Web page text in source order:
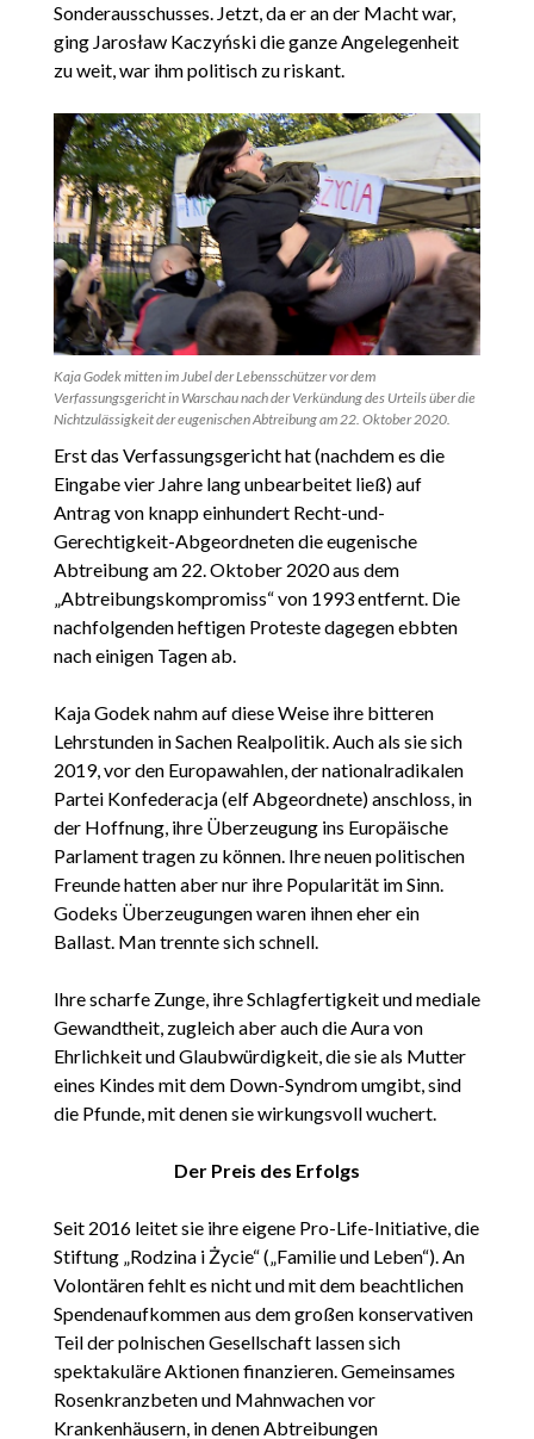
Sonderausschusses. Jetzt, da er an der Macht war,
ging Jarosław Kaczyński die ganze Angelegenheit
zu weit, war ihm politisch zu riskant.
Kaja Godek mitten im Jubel der Lebensschützer vor dem
Verfassungsgericht in Warschau nach der Verkündung des Urteils über die
Nichtzulässigkeit der eugenischen Abtreibung am 22. Oktober 2020.
Erst das Verfassungsgericht hat (nachdem es die
Eingabe vier Jahre lang unbearbeitet ließ) auf
Antrag von knapp einhundert Recht-und-
Gerechtigkeit-Abgeordneten die eugenische
Abtreibung am 22. Oktober 2020 aus dem
„Abtreibungskompromiss“ von 1993 entfernt. Die
nachfolgenden heftigen Proteste dagegen ebbten
nach einigen Tagen ab.
Kaja Godek nahm auf diese Weise ihre bitteren
Lehrstunden in Sachen Realpolitik. Auch als sie sich
2019, vor den Europawahlen, der nationalradikalen
Partei Konfederacja (elf Abgeordnete) anschloss, in
der Hoffnung, ihre Überzeugung ins Europäische
Parlament tragen zu können. Ihre neuen politischen
Freunde hatten aber nur ihre Popularität im Sinn.
Godeks Überzeugungen waren ihnen eher ein
Ballast. Man trennte sich schnell.
Ihre scharfe Zunge, ihre Schlagfertigkeit und mediale
Gewandtheit, zugleich aber auch die Aura von
Ehrlichkeit und Glaubwürdigkeit, die sie als Mutter
eines Kindes mit dem Down-Syndrom umgibt, sind
die Pfunde, mit denen sie wirkungsvoll wuchert.
Der Preis des Erfolgs
Seit 2016 leitet sie ihre eigene Pro-Life-Initiative, die
Stiftung „Rodzina i Życie“ („Familie und Leben“). An
Volontären fehlt es nicht und mit dem beachtlichen
Spendenaufkommen aus dem großen konservativen
Teil der polnischen Gesellschaft lassen sich
spektakuläre Aktionen finanzieren. Gemeinsames
Rosenkranzbeten und Mahnwachen vor
Krankenhäusern, in denen Abtreibungen